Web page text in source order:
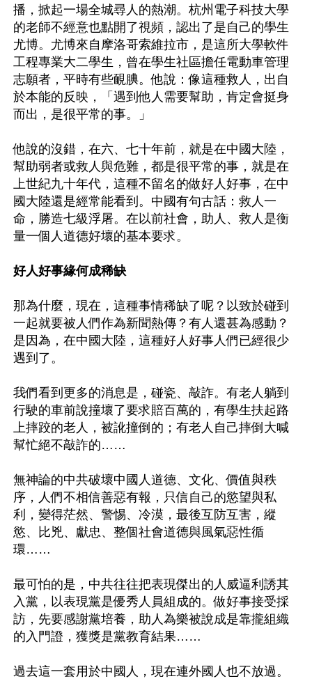
播，掀起一場全城尋人的熱潮。杭州電子科技大學
的老師不經意也點開了視頻，認出了是自己的學生
尤博。尤博來自摩洛哥索維拉市，是這所大學軟件
工程專業大二學生，曾在學生社區擔任電動車管理
志願者，平時有些靦腆。他說：像這種救人，出自
於本能的反映，「遇到他人需要幫助，肯定會挺身
而出，是很平常的事。」
他說的沒錯，在六、七十年前，就是在中國大陸，
幫助弱者或救人與危難，都是很平常的事，就是在
上世紀九十年代，這種不留名的做好人好事，在中
國大陸還是經常能看到。中國有句古話：救人一
命，勝造七級浮屠。在以前社會，助人、救人是衡
量一個人道德好壞的基本要求。
好人好事緣何成稀缺
那為什麼，現在，這種事情稀缺了呢？以致於碰到
一起就要被人們作為新聞熱傳？有人還甚為感動？
是因為，在中國大陸，這種好人好事人們已經很少
遇到了。
我們看到更多的消息是，碰瓷、敲詐。有老人躺到
行駛的車前說撞壞了要求賠百萬的，有學生扶起路
上摔跤的老人，被訛撞倒的；有老人自己摔倒大喊
幫忙絕不敲詐的……
無神論的中共破壞中國人道德、文化、價值與秩
序，人們不相信善惡有報，只信自己的慾望與私
利，變得茫然、警惕、冷漠，最後互防互害，縱
慾、比兇、獻忠、整個社會道德與風氣惡性循
環……
最可怕的是，中共往往把表現傑出的人威逼利誘其
入黨，以表現黨是優秀人員組成的。做好事接受採
訪，先要感謝黨培養，助人為樂被說成是靠攏組織
的入門證，獲獎是黨教育結果……
過去這一套用於中國人，現在連外國人也不放過。